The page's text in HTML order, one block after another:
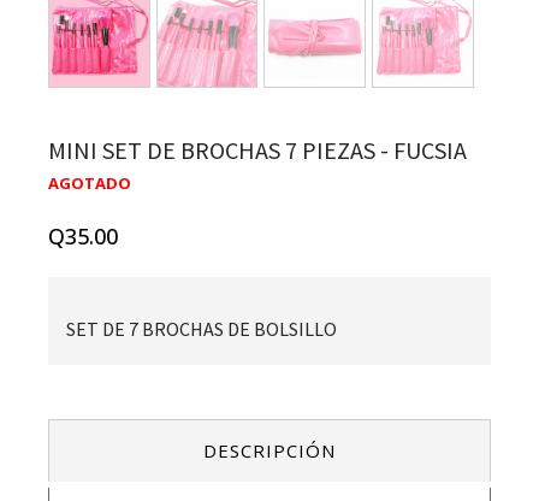
MINI SET DE BROCHAS 7 PIEZAS - FUCSIA
AGOTADO
Q35.00
SET DE 7 BROCHAS DE BOLSILLO
DESCRIPCIÓN